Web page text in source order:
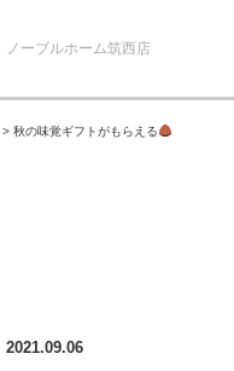
ノーブルホーム筑西店
> 秋の味覚ギフトがもらえる
2021.09.06